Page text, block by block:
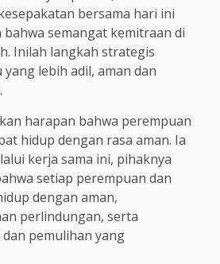
bersama hari ini
semangat kemitraan di
Inilah langkah strategis
lebih adil, aman dan
harapan bahwa perempuan
hidup dengan rasa aman. Ia
kerja sama ini, pihaknya
setiap perempuan dan
dengan aman,
perlindungan, serta
pemulihan yang